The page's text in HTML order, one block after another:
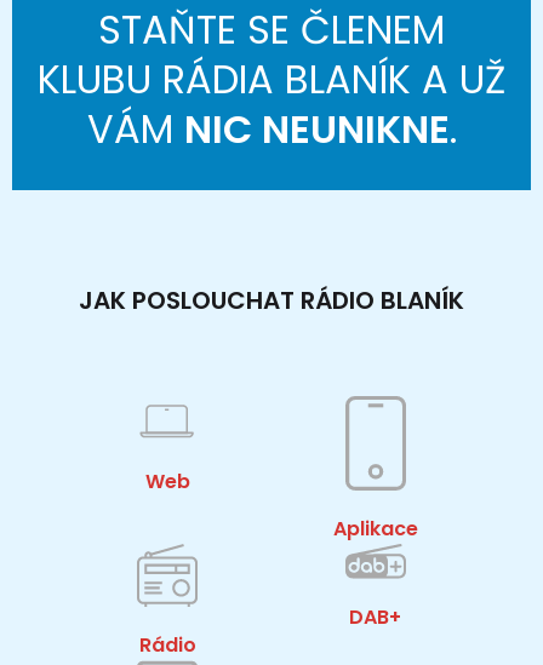
STAŇTE SE ČLENEM
KLUBU RÁDIA BLANÍK A UŽ
VÁM NIC NEUNIKNE.
JAK POSLOUCHAT RÁDIO BLANÍK
Web
Aplikace
Rádio
DAB+